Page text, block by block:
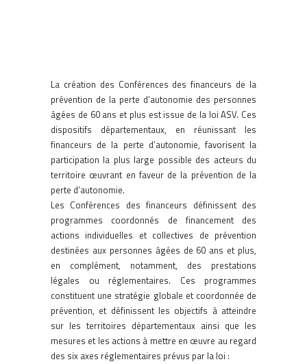
La création des Conférences des financeurs de la
prévention de la perte d’autonomie des personnes
âgées de 60 ans et plus est issue de la loi ASV. Ces
dispositifs départementaux, en réunissant les
financeurs de la perte d’autonomie, favorisent la
participation la plus large possible des acteurs du
territoire œuvrant en faveur de la prévention de la
perte d’autonomie.
Les Conférences des financeurs définissent des
programmes coordonnés de financement des
actions individuelles et collectives de prévention
destinées aux personnes âgées de 60 ans et plus,
en complément, notamment, des prestations
légales ou réglementaires. Ces programmes
constituent une stratégie globale et coordonnée de
prévention, et définissent les objectifs à atteindre
sur les territoires départementaux ainsi que les
mesures et les actions à mettre en œuvre au regard
des six axes réglementaires prévus par la loi :